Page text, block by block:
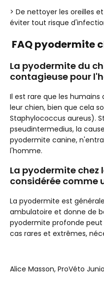
> De nettoyer les oreilles
éviter tout risque
FAQ pyodermite
La pyodermite du
contagieuse pour
Il est rare que les
leur chien, bien que cela
Staphylococcus aureus).
pseudintermedius, la
pyodermite canine,
l'homme.
La pyodermite chez
considérée comme
La pyodermite est
ambulatoire et donne de
pyodermite profonde peut
cas rares et extrêmes,
Alice Masson, ProVéto